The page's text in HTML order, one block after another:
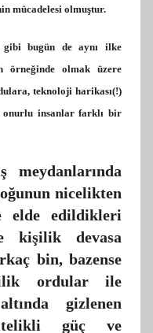
mücadelesi olmuştur.
gibi bugün de aynı ilke
örneğinde olmak üzere
teknoloji harikası(!)
onurlu insanlar farklı bir
meydanlarında
nicelikten
elde edildikleri
kişilik devasa
bin, bazense
ordular ile
gizlenen
güç ve